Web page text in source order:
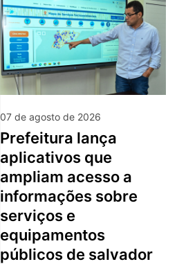
07 de agosto de 2026
prefeitura lança
aplicativos que
ampliam acesso a
informações sobre
serviços e
equipamentos
públicos de salvador